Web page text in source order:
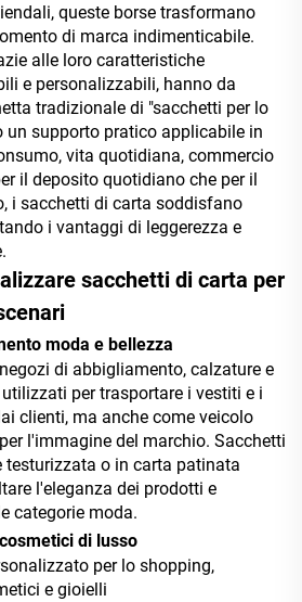
queste borse trasformano
di marca indimenticabile.
alle loro caratteristiche
e personalizzabili, hanno da
tradizionale di "sacchetti per lo
un supporto pratico applicabile in
vita quotidiana, commercio
il deposito quotidiano che per il
i sacchetti di carta soddisfano
i vantaggi di leggerezza e
sacchetti di carta per
moda e bellezza
di abbigliamento, calzature e
per trasportare i vestiti e i
clienti, ma anche come veicolo
l'immagine del marchio. Sacchetti
testurizzata o in carta patinata
l'eleganza dei prodotti e
categorie moda.
di lusso
per lo shopping,
e gioielli